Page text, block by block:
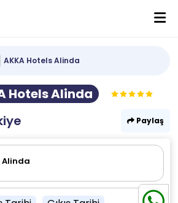
AKKA Hotels Alinda
Hotels Alinda
Paylaş